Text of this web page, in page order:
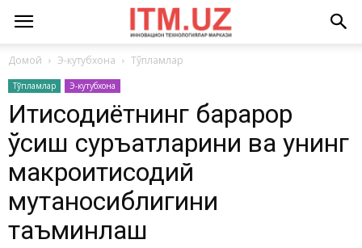
Домой Э-кутубхона Тўпламлар
Тўпламлар Э-кутубхона
Иқтисодиётнинг барқарор
ўсиш суръатларини ва унинг
макроиқтисодий
мутаносиблигини
таъминлаш